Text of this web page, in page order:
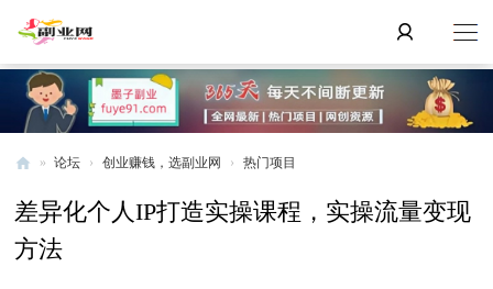
业
网
» 论坛 › 创业赚钱，选副业网 › 热门项目
差异化个人IP打造实操课程，实操流量变现
方法